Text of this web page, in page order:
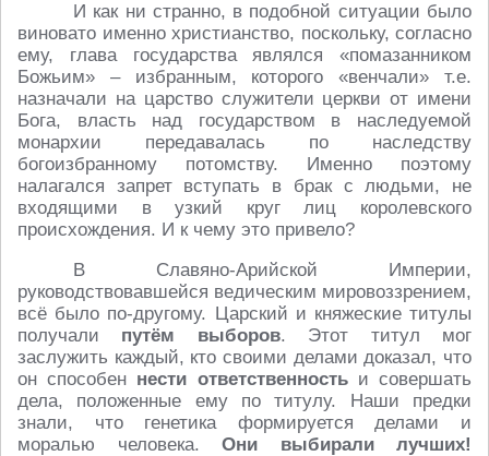
И как ни странно, в подобной ситуации было
виновато именно христианство, поскольку, согласно
ему, глава государства являлся «помазанником
Божьим» – избранным, которого «венчали» т.е.
назначали на царство служители церкви от имени
Бога, власть над государством в наследуемой
монархии передавалась по наследству
богоизбранному потомству. Именно поэтому
налагался запрет вступать в брак с людьми, не
входящими в узкий круг лиц королевского
происхождения. И к чему это привело?
В Славяно-Арийской Империи,
руководствовавшейся ведическим мировоззрением,
всё было по-другому. Царский и княжеские титулы
получали путём выборов. Этот титул мог
заслужить каждый, кто своими делами доказал, что
он способен нести ответственностьи совершать
дела, положенные ему по титулу. Наши предки
знали, что генетика формируется делами и
моралью человека. Они выбирали лучших!